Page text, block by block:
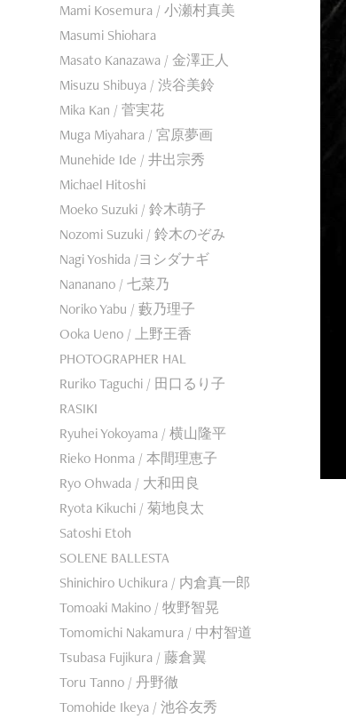
Mami Kosemura / 小瀬村真美
Masumi Shiohara
Masato Kanazawa / 金澤正人
Misuzu Shibuya / 渋谷美鈴
Mika Kan / 菅実花
Muga Miyahara / 宮原夢画
Munehide Ide / 井出宗秀
Michael Hitoshi
Moeko Suzuki / 鈴木萌子
Nozomi Suzuki / 鈴木のぞみ
Nagi Yoshida /ヨシダナギ
Nananano / 七菜乃
Noriko Yabu / 藪乃理子
Ooka Ueno / 上野王香
PHOTOGRAPHER HAL
Ruriko Taguchi / 田口るり子
RASIKI
Ryuhei Yokoyama / 横山隆平
Rieko Honma / 本間理恵子
Ryo Ohwada / 大和田良
Ryota Kikuchi / 菊地良太
Satoshi Etoh
SOLENE BALLESTA
Shinichiro Uchikura / 内倉真一郎
Tomoaki Makino / 牧野智晃
Tomomichi Nakamura / 中村智道
Tsubasa Fujikura / 藤倉翼
Toru Tanno / 丹野徹
Tomohide Ikeya / 池谷友秀